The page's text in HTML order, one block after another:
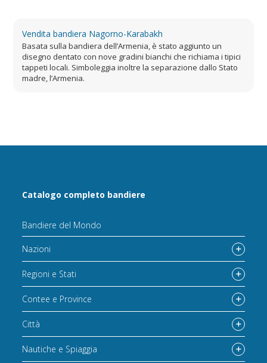
Vendita bandiera Nagorno-Karabakh
Basata sulla bandiera dell’Armenia, è stato aggiunto un
disegno dentato con nove gradini bianchi che richiama i tipici
tappeti locali. Simboleggia inoltre la separazione dallo Stato
madre, l’Armenia.
Catalogo completo bandiere
Bandiere del Mondo
Nazioni
Regioni e Stati
Contee e Province
Città
Nautiche e Spiaggia